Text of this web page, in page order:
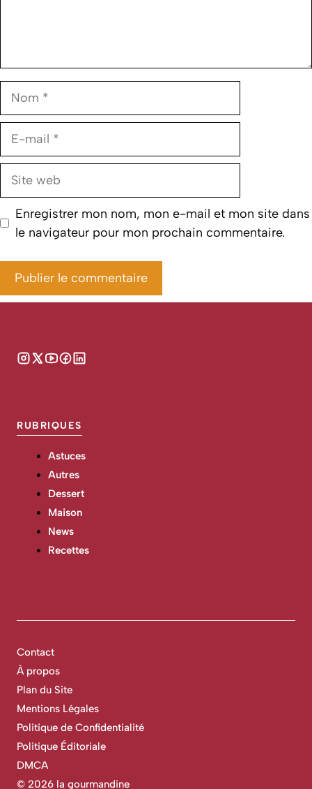
Nom
E-
Site
Enregistrer mon nom, mon e-mail et mon site dans
le navigateur pour mon prochain commentaire.
RUBRIQUES
Astuces
Autres
Dessert
Maison
News
Recettes
© 2026 la gourmandine
Contact
À propos
Plan du Site
Mentions Légales
Politique de Confidentialité
Politique Éditoriale
DMCA